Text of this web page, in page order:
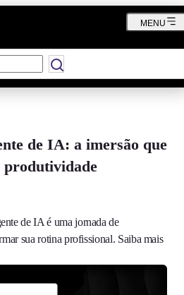
MENU
de IA: a imersão que
produtividade
de IA é uma jornada de
sua rotina profissional. Saiba mais